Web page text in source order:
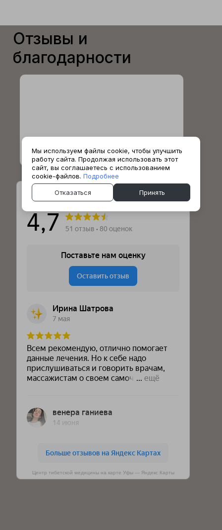
Центр тибетской медицины на карте Уфы — Яндекс Карты
Отзывы и
благодарности
Мы используем файлы cookie, чтобы улучшить
работу сайта. Продолжая использовать этот
сайт, вы соглашаетесь с использованием
cookie-файлов. Подробнее
Отказаться Принять